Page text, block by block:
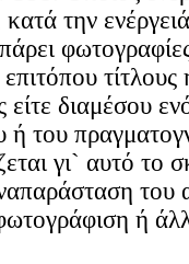
την
είτε διαμέσου
ή του
γι` αυτό το
του
ή